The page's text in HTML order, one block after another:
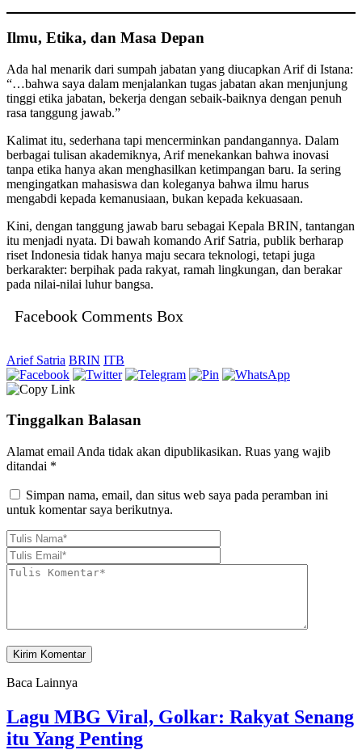
Ilmu, Etika, dan Masa Depan
Ada hal menarik dari sumpah jabatan yang diucapkan Arif di Istana:
“…bahwa saya dalam menjalankan tugas jabatan akan menjunjung
tinggi etika jabatan, bekerja dengan sebaik-baiknya dengan penuh
rasa tanggung jawab.”
Kalimat itu, sederhana tapi mencerminkan pandangannya. Dalam
berbagai tulisan akademiknya, Arif menekankan bahwa inovasi
tanpa etika hanya akan menghasilkan ketimpangan baru. Ia sering
mengingatkan mahasiswa dan koleganya bahwa ilmu harus
mengabdi kepada kemanusiaan, bukan kepada kekuasaan.
Kini, dengan tanggung jawab baru sebagai Kepala BRIN, tantangan
itu menjadi nyata. Di bawah komando Arif Satria, publik berharap
riset Indonesia tidak hanya maju secara teknologi, tetapi juga
berkarakter: berpihak pada rakyat, ramah lingkungan, dan berakar
pada nilai-nilai luhur bangsa.
Facebook Comments Box
Arief Satria BRIN ITB
Tinggalkan Balasan
Alamat email Anda tidak akan dipublikasikan. Ruas yang wajib
ditandai *
Simpan nama, email, dan situs web saya pada peramban ini
untuk komentar saya berikutnya.
Baca Lainnya
Lagu MBG Viral, Golkar: Rakyat Senang
itu Yang Penting